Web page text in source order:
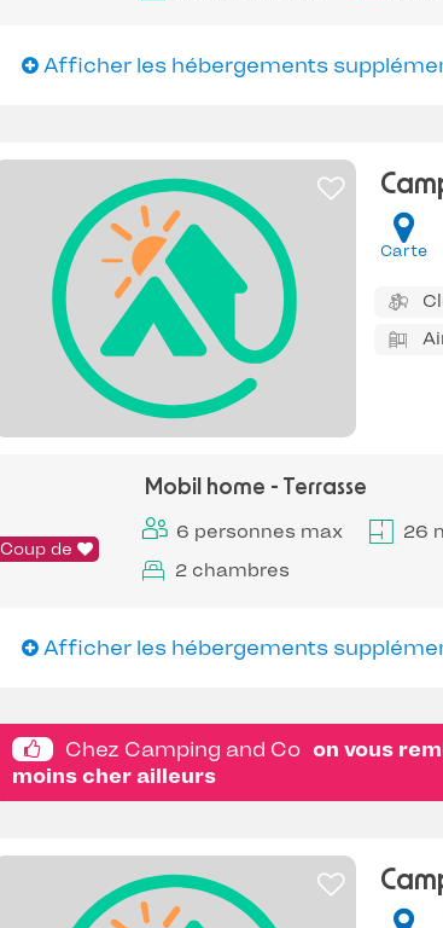
Afficher les hébergements
Carte
Coup de
Mobil home - Terrasse
6 personnes max
26
2 chambres
Afficher les hébergements
Chez Camping and Co on vous
moins cher ailleurs